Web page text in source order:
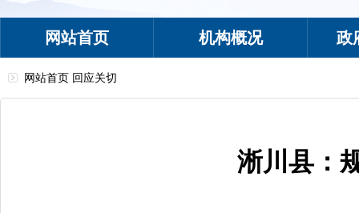
网站首页 机构概况 政
网站首页 回应关切
淅川县：